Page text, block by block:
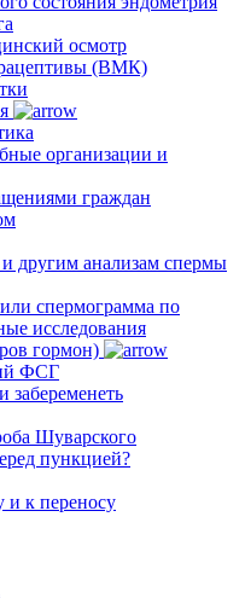
осмотр
(ВМК)
организации и
граждан
другим анализам спермы
спермограмма по
исследования
гормон)
ФСГ
Шуварского
пункцией?
и к переносу